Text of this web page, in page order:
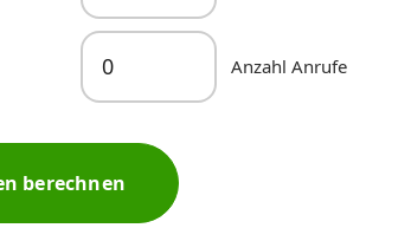
Anzahl Anrufe
berechnen